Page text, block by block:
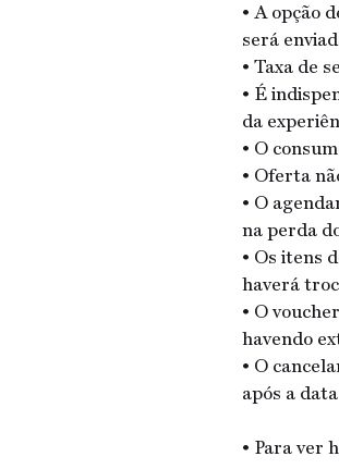
• A opção
será
• Taxa de
• É
da
• O
• Oferta
• O
na perda
• Os itens
haverá
• O
havendo
• O
após a
• Para ver